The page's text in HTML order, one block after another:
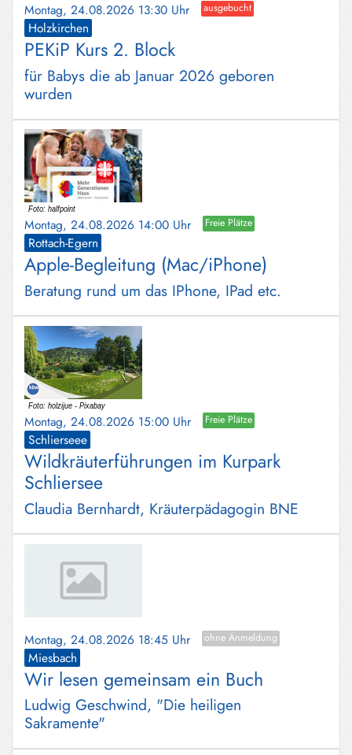
Montag, 24.08.2026 13:30 Uhr ausgebucht
Holzkirchen
PEKiP Kurs 2. Block
für Babys die ab Januar 2026 geboren
wurden
Montag, 24.08.2026 14:00 Uhr Freie Plätze
Rottach-Egern
Apple-Begleitung (Mac/iPhone)
Beratung rund um das IPhone, IPad etc.
Montag, 24.08.2026 15:00 Uhr Freie Plätze
Schlierseee
Wildkräuterführungen im Kurpark
Schliersee
Claudia Bernhardt, Kräuterpädagogin BNE
Montag, 24.08.2026 18:45 Uhr ohne Anmeldung
Miesbach
Wir lesen gemeinsam ein Buch
Ludwig Geschwind, "Die heiligen
Sakramente"